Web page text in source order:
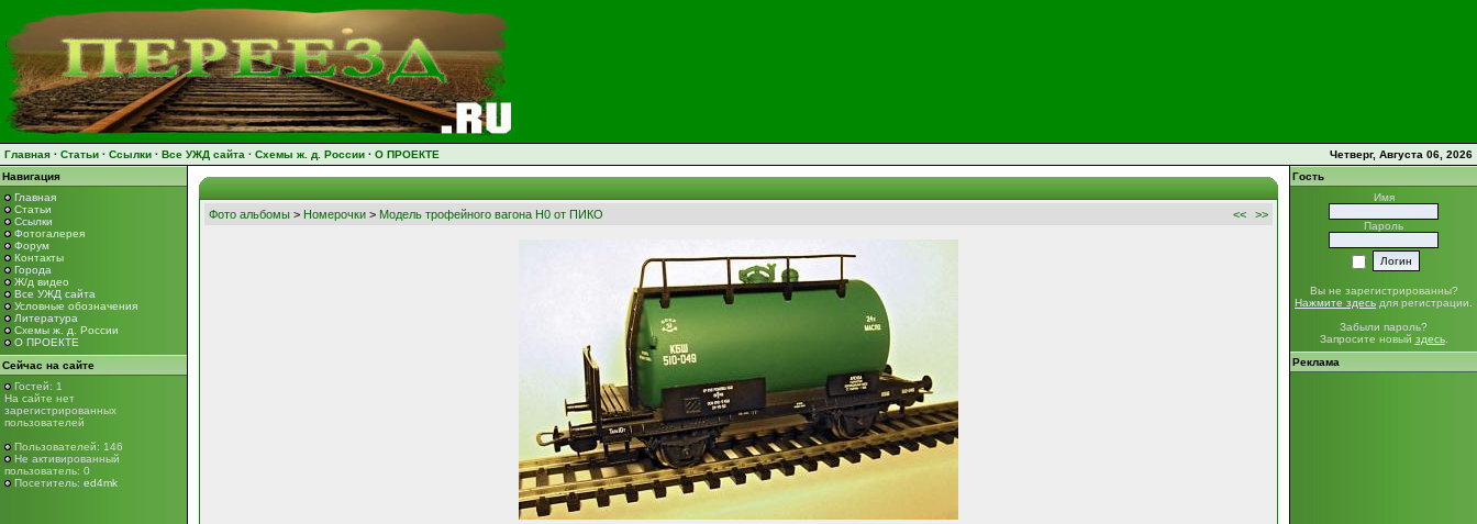
Главная · Статьи · Ссылки · Все УЖД сайта · Схемы ж. д. России · О ПРОЕКТЕ
Четверг, Августа 06, 2026
Навигация
Главная
Статьи
Ссылки
Фотогалерея
Форум
Контакты
Города
Ж/д видео
Все УЖД сайта
Условные обозначения
Литература
Схемы ж. д. России
О ПРОЕКТЕ
Сейчас на сайте
Гостей: 1
На сайте нет
зарегистрированных
пользователей
Пользователей: 146
Не активированный
пользователь: 0
Посетитель: ed4mk
Фото альбомы > Номерочки > Модель трофейного вагона Н0 от ПИКО << >>
Гость
Имя
Пароль
Вы не зарегистрированны?
Нажмите здесь для регистрации.
Забыли пароль?
Запросите новый здесь.
Реклама